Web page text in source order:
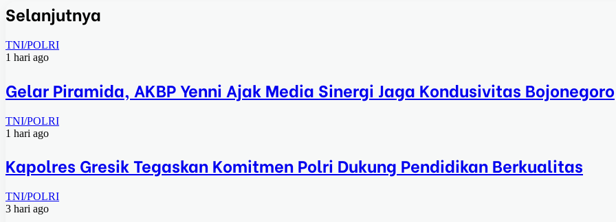
Selanjutnya
TNI/POLRI
1 hari ago
Gelar Piramida, AKBP Yenni Ajak Media Sinergi Jaga Kondusivitas Bojonegoro
TNI/POLRI
1 hari ago
Kapolres Gresik Tegaskan Komitmen Polri Dukung Pendidikan Berkualitas
TNI/POLRI
3 hari ago